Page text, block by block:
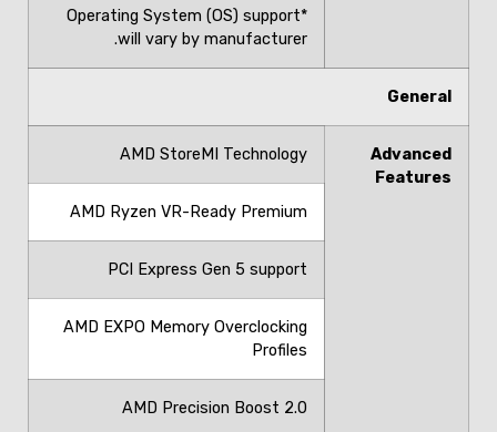
*Operating System (OS) support
will vary by manufacturer.
General
Advanced
Features
AMD StoreMI Technology
AMD Ryzen VR-Ready Premium
PCI Express Gen 5 support
AMD EXPO Memory Overclocking
Profiles
AMD Precision Boost 2.0